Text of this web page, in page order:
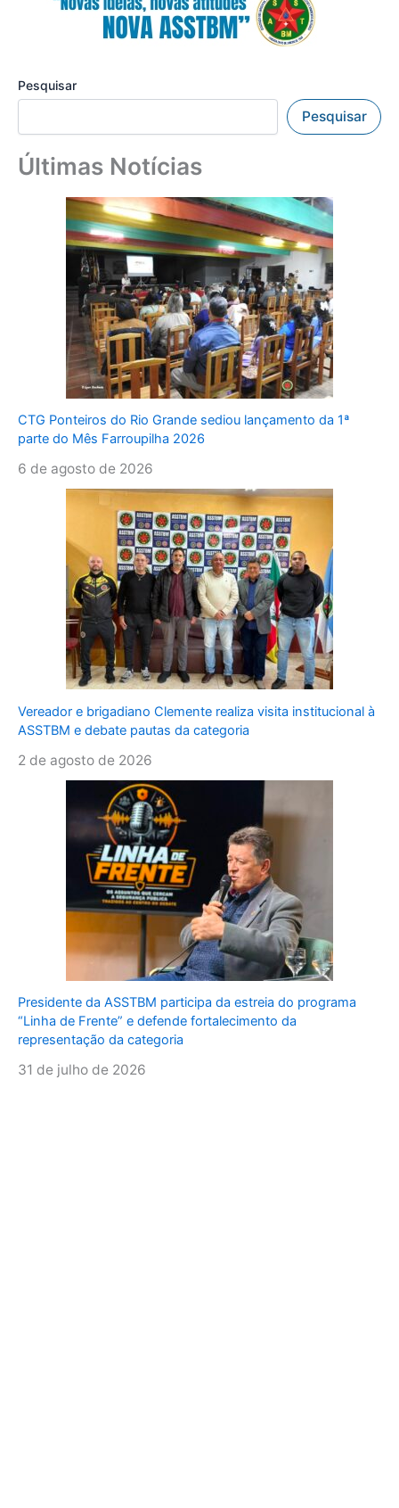
Pesquisar
Pesquisar
Últimas Notícias
CTG Ponteiros do Rio Grande sediou lançamento da 1ª
parte do Mês Farroupilha 2026
6 de agosto de 2026
Vereador e brigadiano Clemente realiza visita institucional à
ASSTBM e debate pautas da categoria
2 de agosto de 2026
Presidente da ASSTBM participa da estreia do programa
“Linha de Frente” e defende fortalecimento da
representação da categoria
31 de julho de 2026